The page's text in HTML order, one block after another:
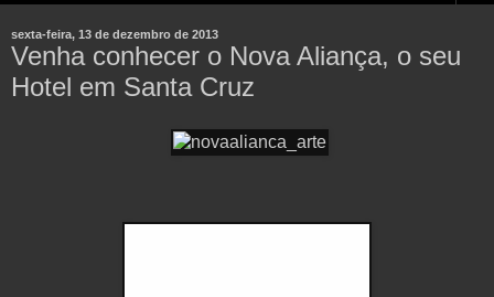
sexta-feira, 13 de dezembro de 2013
Venha conhecer o Nova Aliança, o seu
Hotel em Santa Cruz